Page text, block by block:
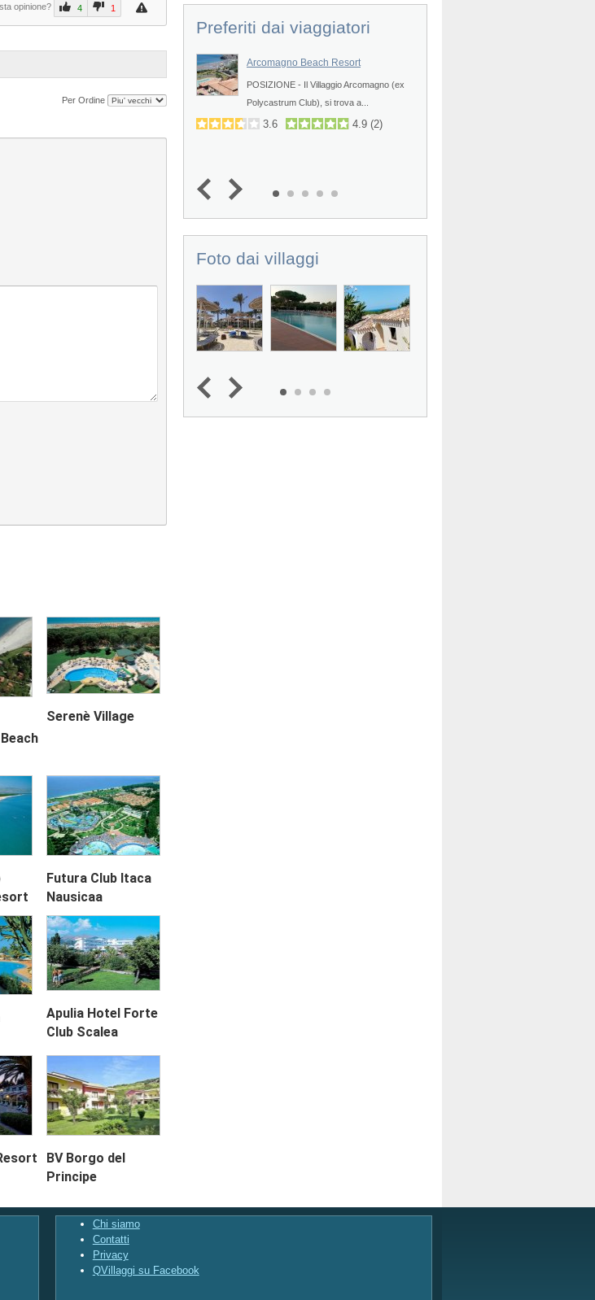
opinione? 4 1
Per Ordine
Serenè Village
Futura Club Itaca
Nausicaa
Apulia Hotel Forte
Club Scalea
BV Borgo del
Principe
Preferiti dai viaggiatori
mediterranea, tra il profumo...
Arcomagno Beach Resort
POSIZIONE - Il Villaggio Arcomagno (ex
Polycastrum Club), si trova a...
3.6 4.9 (2)
Foto dai villaggi
Chi siamo
Contatti
Privacy
QVillaggi su Facebook